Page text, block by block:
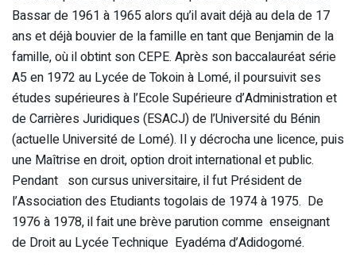
Bassar de 1961 à 1965 alors qu’il avait déjà au dela de 17
ans et déjà bouvier de la famille en tant que Benjamin de la
famille, où il obtint son CEPE. Après son baccalauréat série
A5 en 1972 au Lycée de Tokoin à Lomé, il poursuivit ses
études supérieures à l’Ecole Supérieure d’Administration et
de Carrières Juridiques (ESACJ) de l’Université du Bénin
(actuelle Université de Lomé). Il y décrocha une licence, puis
une Maîtrise en droit, option droit international et public.
Pendant son cursus universitaire, il fut Président de
l’Association des Etudiants togolais de 1974 à 1975. De
1976 à 1978, il fait une brève parution comme enseignant
de Droit au Lycée Technique Eyadéma d’Adidogomé.